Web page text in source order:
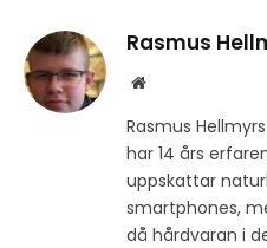
Rasmus
Website
Rasmus
har 14 års
uppskattar
smartphones,
då hårdvaran i